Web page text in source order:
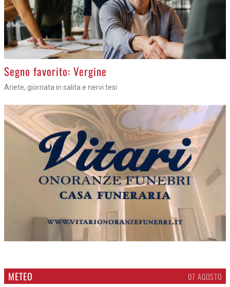
>
Segno favorito: Vergine
Ariete, giornata in salita e nervi tesi
METEO 07 AGOSTO